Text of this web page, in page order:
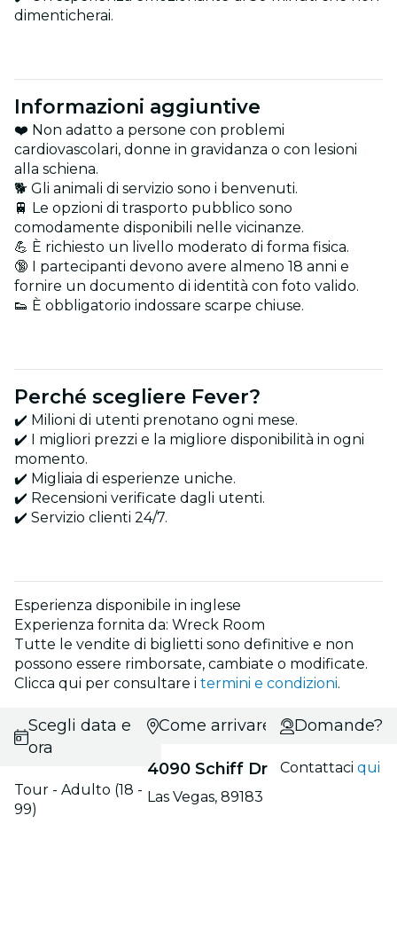
dimenticherai.
Informazioni aggiuntive
❤️ Non adatto a persone con problemi
cardiovascolari, donne in gravidanza o con lesioni
alla schiena.
🐕 Gli animali di servizio sono i benvenuti.
🚆 Le opzioni di trasporto pubblico sono
comodamente disponibili nelle vicinanze.
💪 È richiesto un livello moderato di forma fisica.
🔞 I partecipanti devono avere almeno 18 anni e
fornire un documento di identità con foto valido.
👟 È obbligatorio indossare scarpe chiuse.
Perché scegliere Fever?
✔️ Milioni di utenti prenotano ogni mese.
✔️ I migliori prezzi e la migliore disponibilità in ogni
momento.
✔️ Migliaia di esperienze uniche.
✔️ Recensioni verificate dagli utenti.
✔️ Servizio clienti 24/7.
Esperienza disponibile in inglese
Experienza fornita da: Wreck Room
Tutte le vendite di biglietti sono definitive e non
possono essere rimborsate, cambiate o modificate.
Clicca qui per consultare i termini e condizioni.
Scegli data e
ora
Tour - Adulto (18 -
99)
Come arrivare?
4090 Schiff Dr
Las Vegas, 89183
Domande?
Contattaciqui